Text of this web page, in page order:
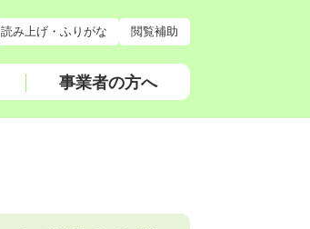
読み上げ・ふりがな 閲覧補助
事業者の方へ